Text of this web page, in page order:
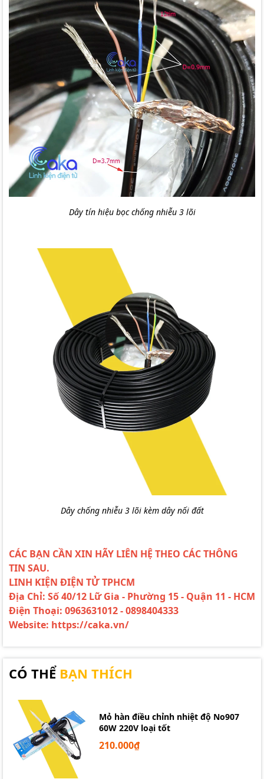
Dây tín hiệu bọc chống nhiễu 3 lõi
Dây chống nhiễu 3 lõi kèm dây nối đất
CÁC BẠN CẦN XIN HÃY LIÊN HỆ THEO CÁC THÔNG
TIN SAU.
LINH KIỆN ĐIỆN TỬ TPHCM
Địa Chỉ: Số 40/12 Lữ Gia - Phường 15 - Quận 11 - HCM
Điện Thoại: 0963631012 - 0898404333
Website: https://caka.vn/
CÓ THỂ BẠN THÍCH
Mỏ hàn điều chỉnh nhiệt độ No907
60W 220V loại tốt
210.000₫